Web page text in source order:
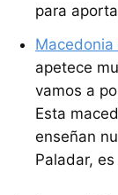
para
Macedonia
apetece
vamos a
Esta
enseñan
Paladar,